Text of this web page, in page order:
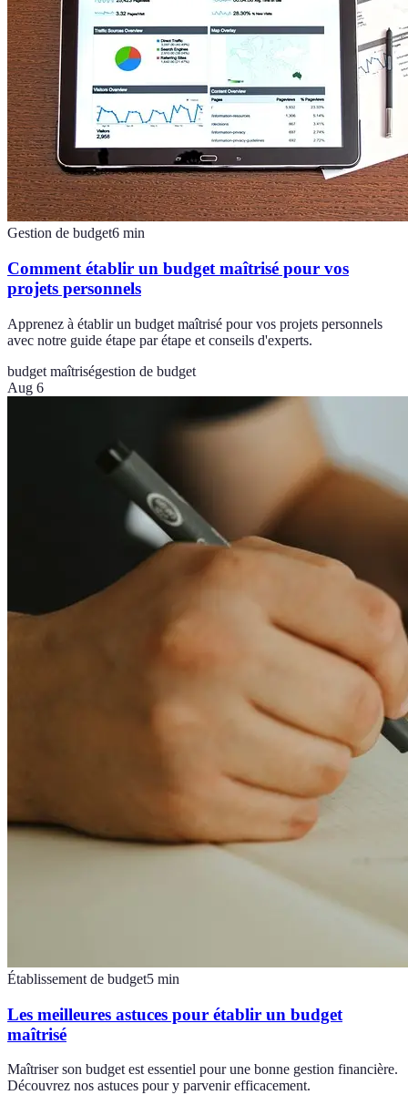
Gestion de budget6 min
Comment établir un budget maîtrisé pour vos
projets personnels
Apprenez à établir un budget maîtrisé pour vos projets personnels
avec notre guide étape par étape et conseils d'experts.
budget maîtriségestion de budget
Aug 6
Établissement de budget5 min
Les meilleures astuces pour établir un budget
maîtrisé
Maîtriser son budget est essentiel pour une bonne gestion financière.
Découvrez nos astuces pour y parvenir efficacement.